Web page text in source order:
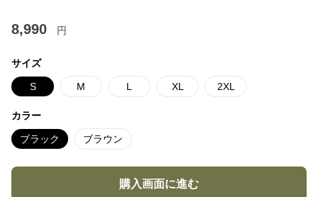
8,990 円
サイズ
S M L XL 2XL
カラー
ブラック ブラウン
購入画面に進む